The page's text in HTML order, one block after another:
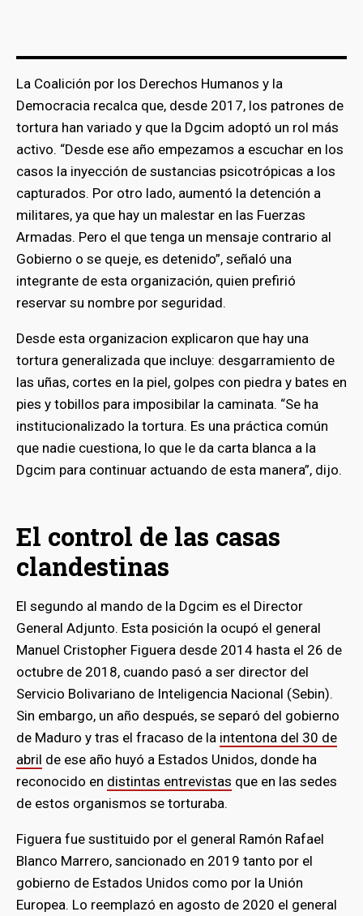
La Coalición por los Derechos Humanos y la
Democracia recalca que, desde 2017, los patrones de
tortura han variado y que la Dgcim adoptó un rol más
activo. “Desde ese año empezamos a escuchar en los
casos la inyección de sustancias psicotrópicas a los
capturados. Por otro lado, aumentó la detención a
militares, ya que hay un malestar en las Fuerzas
Armadas. Pero el que tenga un mensaje contrario al
Gobierno o se queje, es detenido”, señaló una
integrante de esta organización, quien prefirió
reservar su nombre por seguridad.
Desde esta organizacion explicaron que hay una
tortura generalizada que incluye: desgarramiento de
las uñas, cortes en la piel, golpes con piedra y bates en
pies y tobillos para imposibilar la caminata. “Se ha
institucionalizado la tortura. Es una práctica común
que nadie cuestiona, lo que le da carta blanca a la
Dgcim para continuar actuando de esta manera”, dijo.
El control de las casas
clandestinas
El segundo al mando de la Dgcim es el Director
General Adjunto. Esta posición la ocupó el general
Manuel Cristopher Figuera desde 2014 hasta el 26 de
octubre de 2018, cuando pasó a ser director del
Servicio Bolivariano de Inteligencia Nacional (Sebin).
Sin embargo, un año después, se separó del gobierno
de Maduro y tras el fracaso de la intentona del 30 de
abril de ese año huyó a Estados Unidos, donde ha
reconocido en distintas entrevistas que en las sedes
de estos organismos se torturaba.
Figuera fue sustituido por el general Ramón Rafael
Blanco Marrero, sancionado en 2019 tanto por el
gobierno de Estados Unidos como por la Unión
Europea. Lo reemplazó en agosto de 2020 el general